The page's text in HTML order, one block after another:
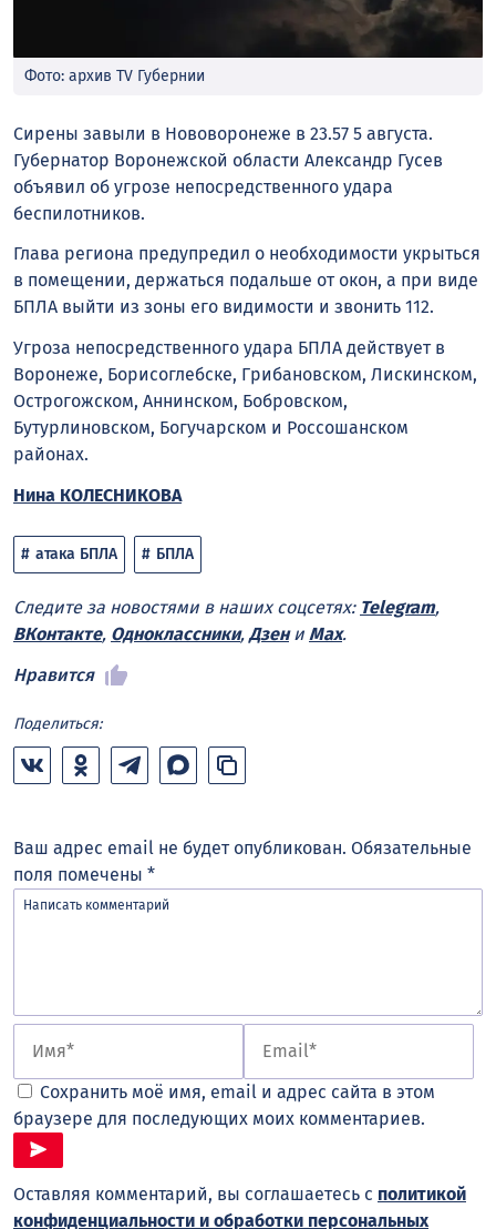
Фото: архив TV Губернии
Сирены завыли в Нововоронеже в 23.57 5 августа.
Губернатор Воронежской области Александр Гусев
объявил об угрозе непосредственного удара
беспилотников.
Глава региона предупредил о необходимости укрыться
в помещении, держаться подальше от окон, а при виде
БПЛА выйти из зоны его видимости и звонить 112.
Угроза непосредственного удара БПЛА действует в
Воронеже, Борисоглебске, Грибановском, Лискинском,
Острогожском, Аннинском, Бобровском,
Бутурлиновском, Богучарском и Россошанском
районах.
Нина КОЛЕСНИКОВА
атака БПЛА БПЛА
Следите за новостями в наших соцсетях: Telegram,
ВКонтакте, Одноклассники, Дзени Max.
Нравится
Поделиться:
Ваш адрес email не будет опубликован. Обязательные
поля помечены *
Сохранить моё имя, email и адрес сайта в этом
браузере для последующих моих комментариев.
Оставляя комментарий, вы соглашаетесь с политикой
конфиденциальности и обработки персональных